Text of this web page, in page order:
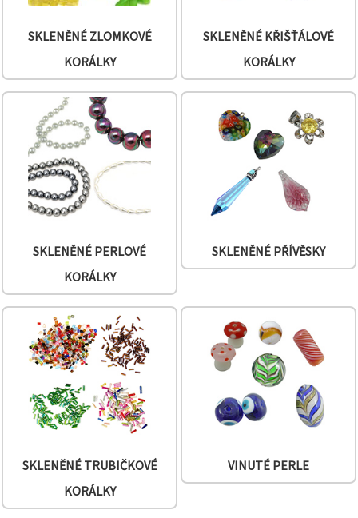
Nastavení
SKLENĚNÉ ZLOMKOVÉ
KORÁLKY
SKLENĚNÉ KŘIŠŤÁLOVÉ
KORÁLKY
SKLENĚNÉ PERLOVÉ
KORÁLKY
SKLENĚNÉ PŘÍVĚSKY
SKLENĚNÉ TRUBIČKOVÉ
KORÁLKY
VINUTÉ PERLE